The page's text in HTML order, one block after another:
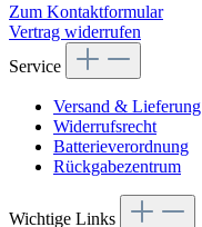
Zum Kontaktformular
Vertrag widerrufen
Service
Versand & Lieferung
Widerrufsrecht
Batterieverordnung
Rückgabezentrum
Wichtige Links